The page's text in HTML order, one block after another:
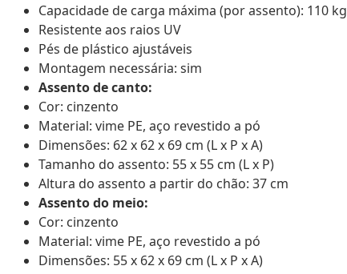
Capacidade de carga máxima (por assento): 110 kg
Resistente aos raios UV
Pés de plástico ajustáveis
Montagem necessária: sim
Assento de canto:
Cor: cinzento
Material: vime PE, aço revestido a pó
Dimensões: 62 x 62 x 69 cm (L x P x A)
Tamanho do assento: 55 x 55 cm (L x P)
Altura do assento a partir do chão: 37 cm
Assento do meio:
Cor: cinzento
Material: vime PE, aço revestido a pó
Dimensões: 55 x 62 x 69 cm (L x P x A)